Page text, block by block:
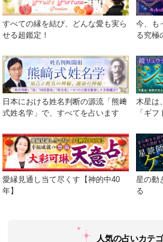
すべての縁を結び、どんな愛も実ら
せる超鑑定！
今、も
る究極
日本における姓名判断の源流「熊﨑
式姓名学」で、すべてを占います
木星は
「ギ
愛縁見通し当て尽くす【神的中40
年】
星の動
る
人気の占いカテ